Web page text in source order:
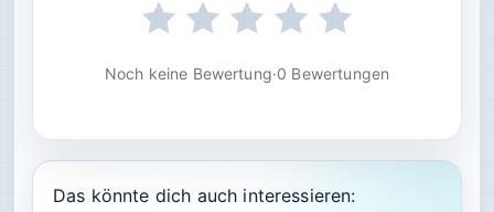
Noch keine Bewertung·0 Bewertungen
Das könnte dich auch interessieren: